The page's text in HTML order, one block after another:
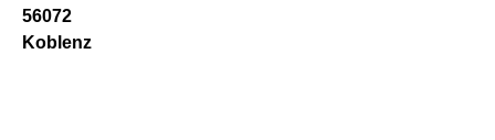
56072
Koblenz